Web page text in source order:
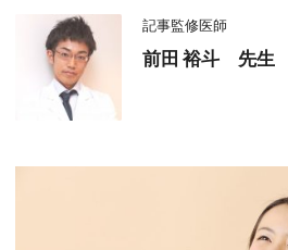
記事監修医師
前田 裕斗 先生